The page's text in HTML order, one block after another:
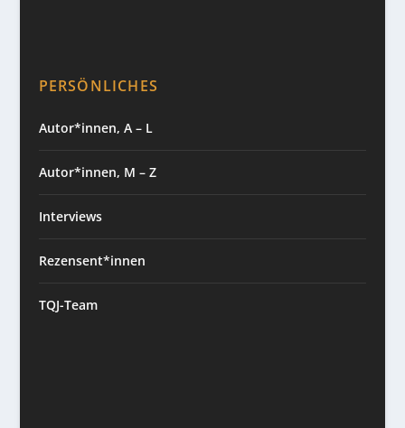
PERSÖNLICHES
Autor*innen, A – L
Autor*innen, M – Z
Interviews
Rezensent*innen
TQJ-Team